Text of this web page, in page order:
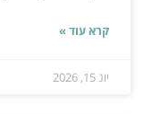
קרא עוד »
יונ 15, 2026